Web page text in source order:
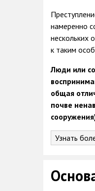
намеренно
нескольких
к таким
Люди или
общая
почве
Узнать